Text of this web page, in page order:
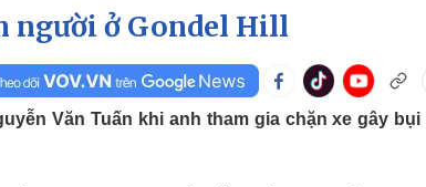
Infographic
Ô tô - Xe máy
người ở Gondel Hill
Văn Tuấn khi anh tham gia chặn xe gây bụi